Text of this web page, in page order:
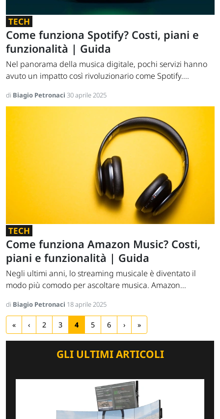
TECH
Come funziona Spotify? Costi, piani e
funzionalità | Guida
Nel panorama della musica digitale, pochi servizi hanno
avuto un impatto così rivoluzionario come Spotify....
di Biagio Petronaci 30 aprile 2025
TECH
Come funziona Amazon Music? Costi,
piani e funzionalità | Guida
Negli ultimi anni, lo streaming musicale è diventato il
modo più comodo per ascoltare musica. Amazon...
di Biagio Petronaci 18 aprile 2025
« ‹ 2 3 4 5 6 › »
GLI ULTIMI ARTICOLI